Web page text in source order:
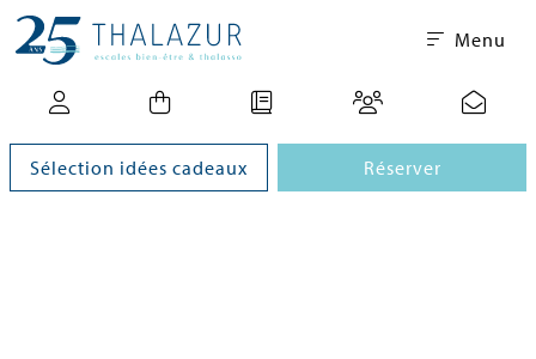
Menu
Sélection idées cadeaux Réserver